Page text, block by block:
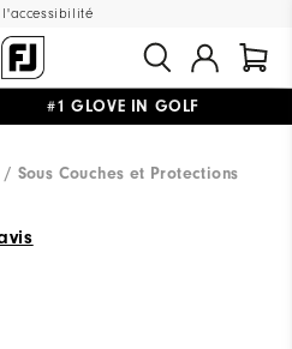
l'accessibilité
#1 GLOVE IN GOLF
Sous Couches et Protections